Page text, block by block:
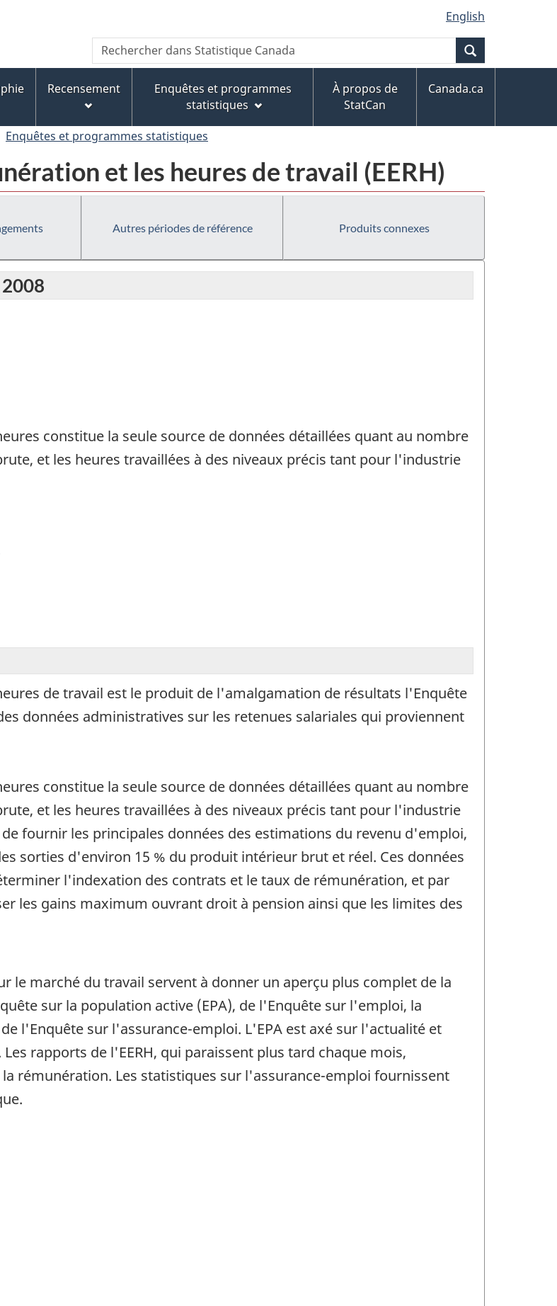
au
contenu
principal
« À
propos
de
ce
version
HTML
simplifiée
English
Recherche
Rechercher
dans
Canada
Recensement
Enquêtes et programmes
statistiques
À propos de
StatCan
Canada.ca
Enquêtes et programmes statistiques
et les heures de travail (EERH)
Autres périodes de référence Produits connexes
constitue la seule source de données détaillées quant au nombre
et les heures travaillées à des niveaux précis tant pour l'industrie
de travail est le produit de l'amalgamation de résultats l'Enquête
données administratives sur les retenues salariales qui proviennent
constitue la seule source de données détaillées quant au nombre
et les heures travaillées à des niveaux précis tant pour l'industrie
fournir les principales données des estimations du revenu d'emploi,
sorties d'environ 15 % du produit intérieur brut et réel. Ces données
l'indexation des contrats et le taux de rémunération, et par
les gains maximum ouvrant droit à pension ainsi que les limites des
le marché du travail servent à donner un aperçu plus complet de la
sur la population active (EPA), de l'Enquête sur l'emploi, la
l'Enquête sur l'assurance-emploi. L'EPA est axé sur l'actualité et
rapports de l'EERH, qui paraissent plus tard chaque mois,
rémunération. Les statistiques sur l'assurance-emploi fournissent